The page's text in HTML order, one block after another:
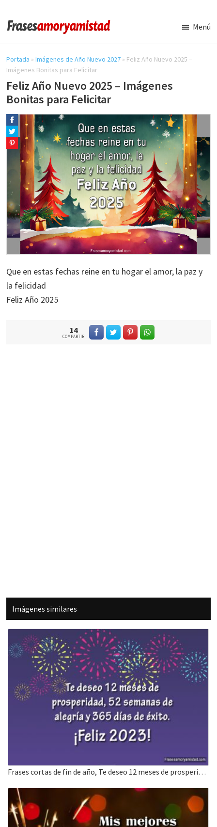
lateral
principal
y
Amistad
Menú
Portada »Imágenes de Año Nuevo 2027 » Feliz Año Nuevo 2025 –
Imágenes Bonitas para Felicitar
Feliz Año Nuevo 2025 – Imágenes
Bonitas para Felicitar
Que en estas fechas reine en tu hogar el amor, la paz y
la felicidad
Feliz Año 2025
14
COMPARTIR
Imágenes similares
Frases cortas de fin de año, Te deseo 12 meses de prosperidad.